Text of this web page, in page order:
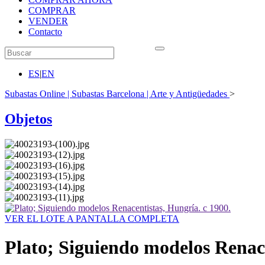
COMPRAR
VENDER
Contacto
ES|EN
Subastas Online | Subastas Barcelona | Arte y Antigüedades >
Objetos
VER EL LOTE A PANTALLA COMPLETA
Plato; Siguiendo modelos